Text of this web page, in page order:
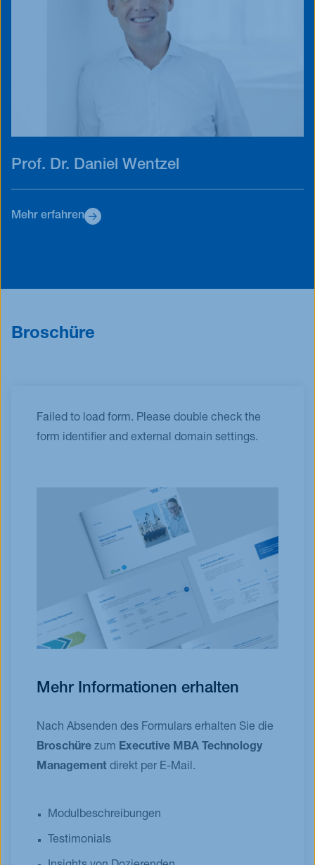
Prof. Dr. Daniel Wentzel
Mehr erfahren
Broschüre
Failed to load form. Please double check the
form identifier and external domain settings.
Mehr Informationen erhalten
Nach Absenden des Formulars erhalten Sie die
Broschüre zum Executive MBA Technology
Management direkt per E-Mail.
Modulbeschreibungen
Testimonials